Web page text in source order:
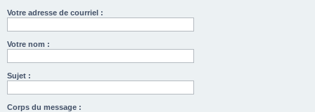
Votre adresse de courriel :
Votre nom :
Sujet :
Corps du message :